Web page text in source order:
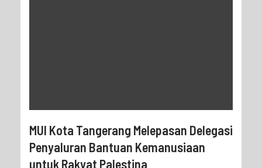
MUI Kota Tangerang Melepasan Delegasi
Penyaluran Bantuan Kemanusiaan
untuk Rakyat Palestina